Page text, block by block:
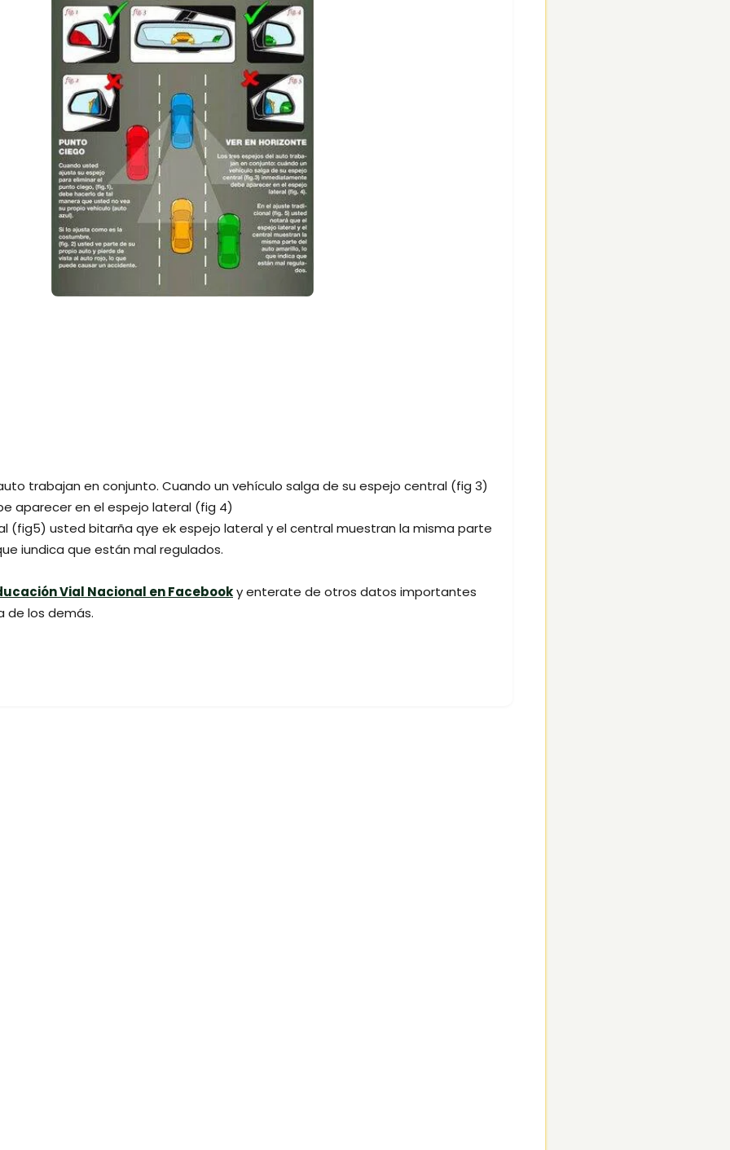
trabajan en conjunto. Cuando un vehículo salga de su espejo central (fig 3)
aparecer en el espejo lateral (fig 4)
(fig5) usted bitarña qye ek espejo lateral y el central muestran la misma parte
iundica que están mal regulados.
Vial Nacional en Facebooky enterate de otros datos importantes
de los demás.